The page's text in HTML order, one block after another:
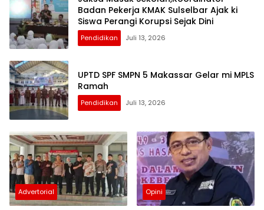
Badan Pekerja KMAK Sulselbar Ajak ki
Siswa Perangi Korupsi Sejak Dini
Pendidikan Juli 13, 2026
UPTD SPF SMPN 5 Makassar Gelar mi MPLS
Ramah
Pendidikan Juli 13, 2026
Advertorial Opini